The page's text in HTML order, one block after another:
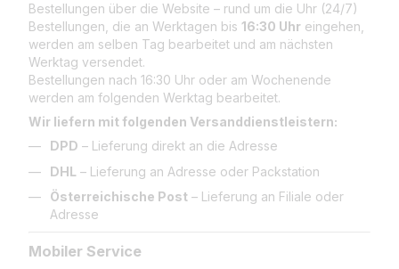
Bestellungen über die Website – rund um die Uhr (24/7)
Bestellungen, die an Werktagen bis 16:30 Uhr eingehen,
werden am selben Tag bearbeitet und am nächsten
Werktag versendet.
Bestellungen nach 16:30 Uhr oder am Wochenende
werden am folgenden Werktag bearbeitet.
Wir liefern mit folgenden Versanddienstleistern:
DPD – Lieferung direkt an die Adresse
DHL – Lieferung an Adresse oder Packstation
Österreichische Post – Lieferung an Filiale oder
Adresse
Mobiler Service